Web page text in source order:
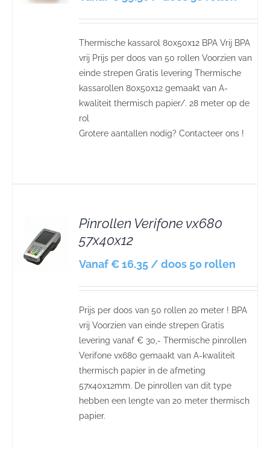
Thermische kassarol 80x50x12 BPA Vrij BPA
vrij Prijs per doos van 50 rollen Voorzien van
einde strepen Gratis levering Thermische
kassarollen 80x50x12 gemaakt van A-
kwaliteit thermisch papier/. 28 meter op de
rol
Grotere aantallen nodig? Contacteer ons !
Pinrollen Verifone vx680
57x40x12
Vanaf € 16.35 / doos 50 rollen
Prijs per doos van 50 rollen 20 meter ! BPA
vrij Voorzien van einde strepen Gratis
levering vanaf € 30,- Thermische pinrollen
Verifone vx680 gemaakt van A-kwaliteit
thermisch papier in de afmeting
57x40x12mm. De pinrollen van dit type
hebben een lengte van 20 meter thermisch
papier.